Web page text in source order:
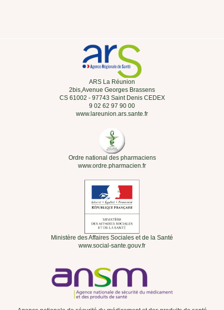
ARS La Réunion
2bis,Avenue Georges Brassens
CS 61002 - 97743 Saint Denis CEDEX
9 02 62 97 90 00
www.lareunion.ars.sante.fr
Ordre national des pharmaciens
www.ordre.pharmacien.fr
Ministère des Affaires Sociales et de la Santé
www.social-sante.gouv.fr